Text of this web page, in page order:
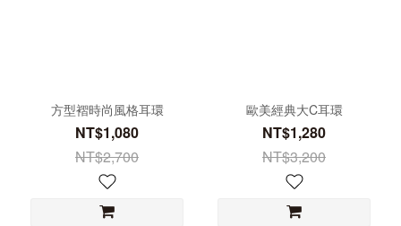
方型褶時尚風格耳環
NT$1,080
NT$2,700
歐美經典大C耳環
NT$1,280
NT$3,200